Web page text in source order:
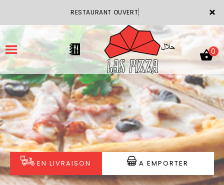
×
RESTAURANT OUVERT
ACCUEIL
LA CARTE
VOTRE COMPTE
NOTRE RESTAURANT
0
EN LIVRAISON A EMPORTER